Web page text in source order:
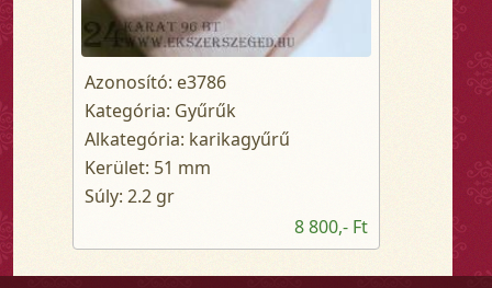
Azonosító: e3786
Kategória: Gyűrűk
Alkategória: karikagyűrű
Kerület: 51 mm
Súly: 2.2 gr
8 800,- Ft